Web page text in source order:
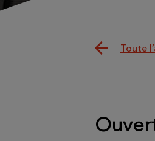
Toute